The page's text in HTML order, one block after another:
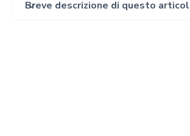
Breve descrizione di questo